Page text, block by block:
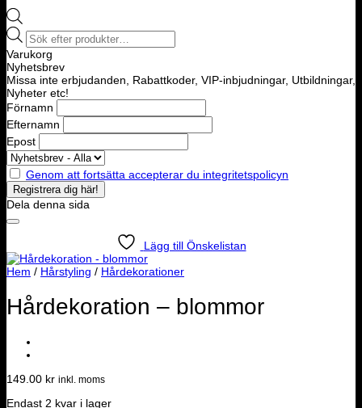
Products
search
Varukorg
Nyhetsbrev
Missa inte erbjudanden, Rabattkoder, VIP-inbjudningar, Utbildningar,
Nyheter etc!
Förnamn
Efternamn
Epost
Genom att fortsätta accepterar du integritetspolicyn
Dela denna sida
Lägg till Önskelistan
Hem / Hårstyling / Hårdekorationer
Hårdekoration – blommor
149.00 kr inkl. moms
Endast 2 kvar i lager